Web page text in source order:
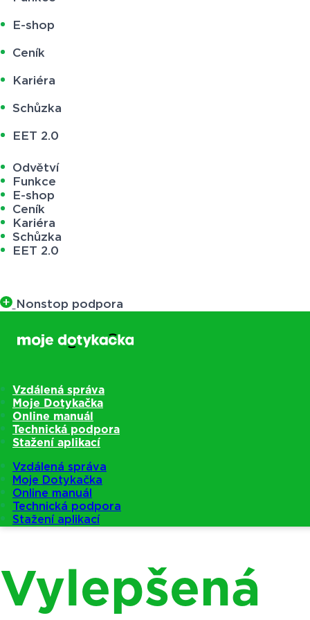
E-shop
Ceník
Kariéra
Schůzka
EET 2.0
Odvětví
Funkce
E-shop
Ceník
Kariéra
Schůzka
EET 2.0
Nonstop podpora
Vzdálená správa
Moje Dotykačka
Online manuál
Technická podpora
Stažení aplikací
Vzdálená správa
Moje Dotykačka
Online manuál
Technická podpora
Stažení aplikací
Vylepšená